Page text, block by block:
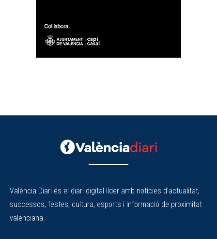
València Diari és el diari digital líder amb notícies d'actualitat,
successos, festes, cultura, esports i informació de proximitat
valenciana.